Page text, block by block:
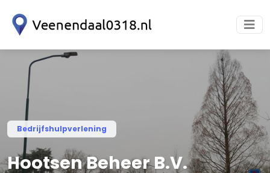
Bedrijfshulpverlening
Hootsen Beheer B.V.